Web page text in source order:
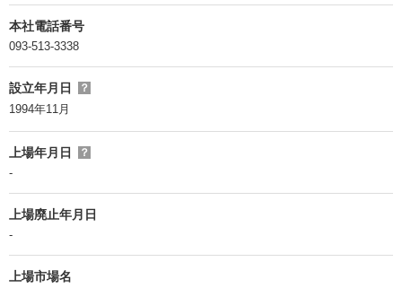
本社電話番号
093-513-3338
設立年月日 ？
1994年11月
上場年月日 ？
-
上場廃止年月日
-
上場市場名